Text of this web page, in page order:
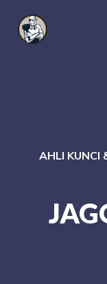
AHLI KUNCI